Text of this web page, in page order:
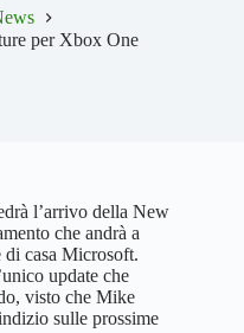
per Xbox One
l’arrivo della New
che andrà a
di casa Microsoft.
update che
visto che Mike
sulle prossime